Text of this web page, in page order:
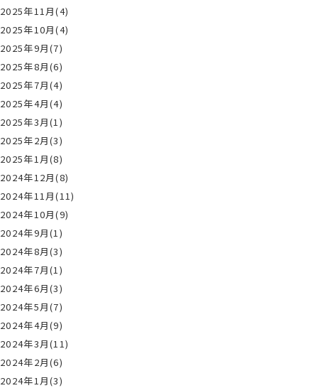
2025年11月(4)
2025年10月(4)
2025年9月(7)
2025年8月(6)
2025年7月(4)
2025年4月(4)
2025年3月(1)
2025年2月(3)
2025年1月(8)
2024年12月(8)
2024年11月(11)
2024年10月(9)
2024年9月(1)
2024年8月(3)
2024年7月(1)
2024年6月(3)
2024年5月(7)
2024年4月(9)
2024年3月(11)
2024年2月(6)
2024年1月(3)